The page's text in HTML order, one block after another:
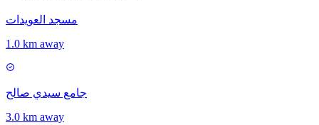
مسجد العويدات
1.0 km away
جامع سيدي صالح
3.0 km away